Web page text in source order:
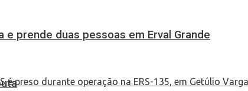
prende duas pessoas em Erval Grande